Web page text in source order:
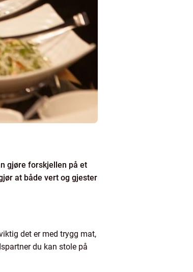
gjøre forskjellen på et
at både vert og gjester
det er med trygg mat,
du kan stole på